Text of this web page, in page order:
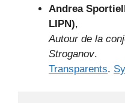
Andrea
LIPN),
Autour de la
Stroganov.
Transparents.